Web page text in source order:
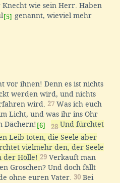
wie sein Herr. Haben
[5] genannt, wieviel mehr
vor ihnen! Denn es ist nichts
werden wird, und nichts
wird. 27 Was ich euch
Licht, und was ihr ins Ohr
Dächern! [6] 28 Und fürchtet
Leib töten, die Seele aber
vielmehr den, der Seele
der Hölle! 29 Verkauft man
Groschen? Und doch fällt
ohne euren Vater. 30 Bei